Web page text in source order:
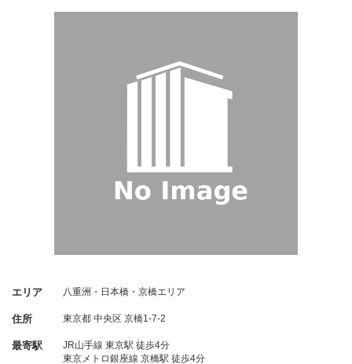
エリア 八重洲・日本橋・京橋エリア
住所 東京都 中央区 京橋1-7-2
最寄駅
JR山手線 東京駅 徒歩4分
東京メトロ銀座線 京橋駅 徒歩4分